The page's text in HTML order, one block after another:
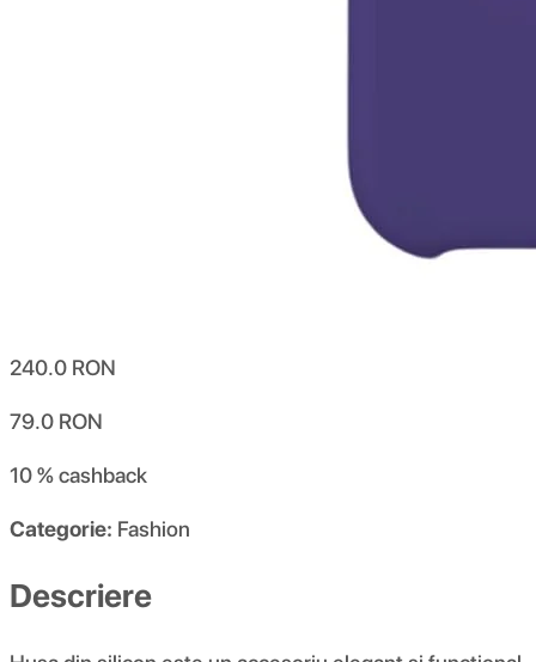
240.0 RON
79.0 RON
10 %cashback
Categorie: Fashion
Descriere